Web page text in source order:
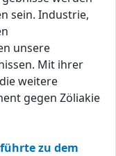
sein. Industrie,
unsere
Mit ihrer
weitere
gegen Zöliakie
zu dem